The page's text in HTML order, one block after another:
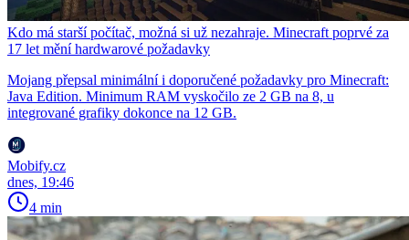
Kdo má starší počítač, možná si už nezahraje. Minecraft poprvé za
17 let mění hardwarové požadavky
Mojang přepsal minimální i doporučené požadavky pro Minecraft:
Java Edition. Minimum RAM vyskočilo ze 2 GB na 8, u
integrované grafiky dokonce na 12 GB.
Mobify.cz
dnes, 19:46
4 min